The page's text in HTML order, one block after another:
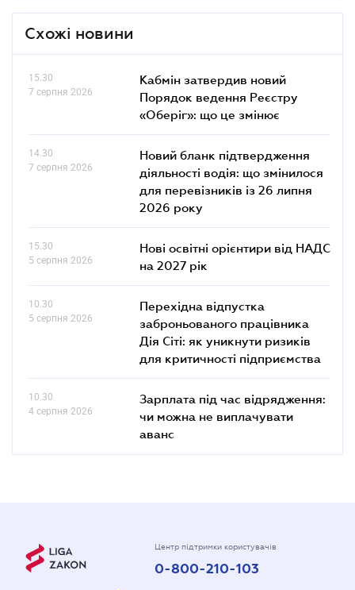
Схожі новини
15.30
7 серпня 2026
Кабмін затвердив новий
Порядок ведення Реєстру
«Оберіг»: що це змінює
14.30
7 серпня 2026
Новий бланк підтвердження
діяльності водія: що змінилося
для перевізників із 26 липня
2026 року
15.30
5 серпня 2026
Нові освітні орієнтири від НАДС
на 2027 рік
10.30
5 серпня 2026
Перехідна відпустка
заброньованого працівника
Дія Сіті: як уникнути ризиків
для критичності підприємства
10.30
4 серпня 2026
Зарплата під час відрядження:
чи можна не виплачувати
аванс
Центр підтримки користувачів
0-800-210-103